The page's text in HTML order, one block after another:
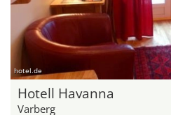
hotel.de
Hotell Havanna
Varberg